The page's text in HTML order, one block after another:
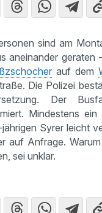
sind am
aneinander geraten
auf dem
Die Polizei
Der
Mindestens ein
Syrer leicht
auf Anfrage.
sei unklar.